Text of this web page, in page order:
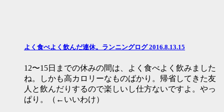
よく食べよく飲んだ連休。ランニングログ 2016.8.13.15
12〜15日までの休みの間は、よく食べよく飲みました
ね。しかも高カロリーなものばかり。帰省してきた友
人と飲んだりするので楽しいし仕方ないですよ。やっ
ぱり。（←いいわけ）